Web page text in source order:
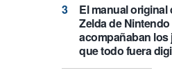
El manual original
Zelda de
acompañaban los
que todo fuera